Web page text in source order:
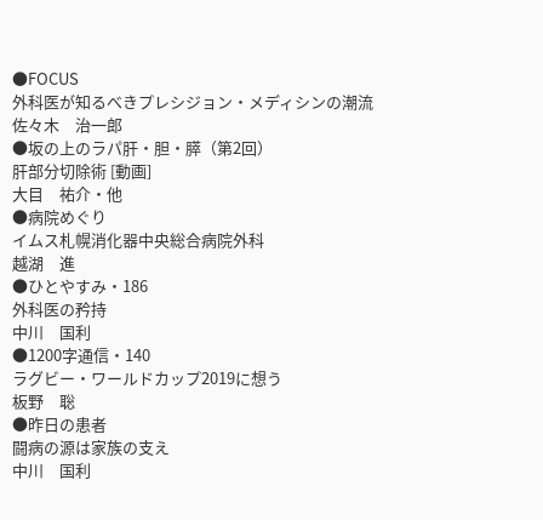
●FOCUS
外科医が知るべきプレシジョン・メディシンの潮流
佐々木 治一郎
●坂の上のラパ肝・胆・膵（第2回）
肝部分切除術 [動画]
大目 祐介・他
●病院めぐり
イムス札幌消化器中央総合病院外科
越湖 進
●ひとやすみ・186
外科医の矜持
中川 国利
●1200字通信・140
ラグビー・ワールドカップ2019に想う
板野 聡
●昨日の患者
闘病の源は家族の支え
中川 国利